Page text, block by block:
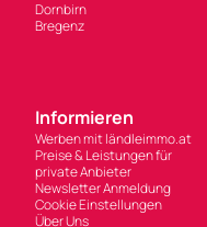
Newsletter Anmeldung
Cookie Einstellungen
Impressum
Einrichtung in Vorarlberg